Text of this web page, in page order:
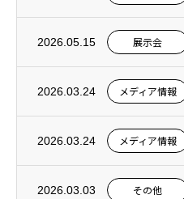
2026.05.15 展示会
2026.03.24 メディア情報
2026.03.24 メディア情報
2026.03.03 その他